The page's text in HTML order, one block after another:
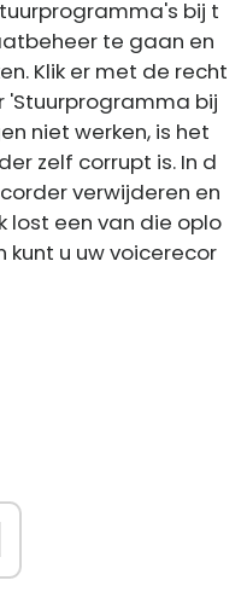
bij t
te gaan en
Klik er met de recht
'Stuurprogramma bij
niet werken, is het
zelf corrupt is. In d
verwijderen en
lost een van die oplo
kunt u uw voicerecor